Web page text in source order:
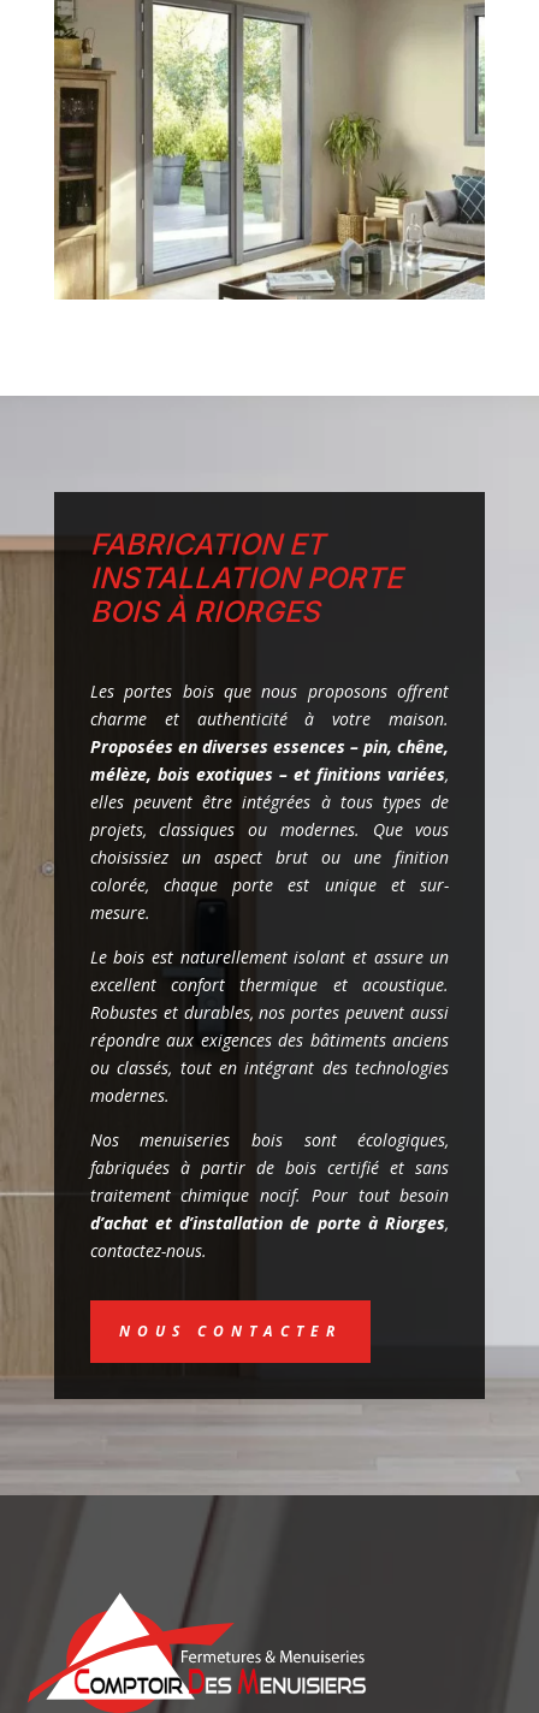
FABRICATION ET
INSTALLATION PORTE
BOIS À RIORGES
Les portes bois que nous proposons offrent
charme et authenticité à votre maison.
Proposées en diverses essences – pin, chêne,
mélèze, bois exotiques – et finitions variées,
elles peuvent être intégrées à tous types de
projets, classiques ou modernes. Que vous
choisissiez un aspect brut ou une finition
colorée, chaque porte est unique et sur-
mesure.
Le bois est naturellement isolant et assure un
excellent confort thermique et acoustique.
Robustes et durables, nos portes peuvent aussi
répondre aux exigences des bâtiments anciens
ou classés, tout en intégrant des technologies
modernes.
Nos menuiseries bois sont écologiques,
fabriquées à partir de bois certifié et sans
traitement chimique nocif. Pour tout besoin
d’achat et d’installation de porte à Riorges,
contactez-nous.
NOUS CONTACTER